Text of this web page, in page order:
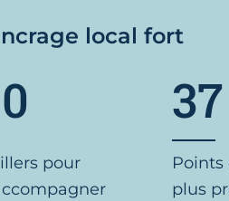
local fort
pour
37
Points
plus